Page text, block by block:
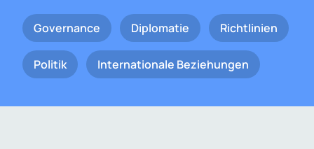
Governance Diplomatie Richtlinien
Politik Internationale Beziehungen